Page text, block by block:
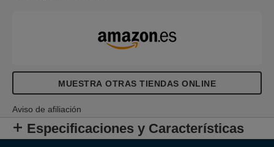
MUESTRA OTRAS TIENDAS ONLINE
Aviso de afiliación
Especificaciones y Características